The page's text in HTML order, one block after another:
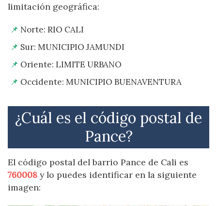
limitación geográfica:
Norte: RIO CALI
Sur: MUNICIPIO JAMUNDI
Oriente: LIMITE URBANO
Occidente: MUNICIPIO BUENAVENTURA
¿Cuál es el código postal de
Pance?
El código postal del barrio Pance de Cali es
760008 y lo puedes identificar en la siguiente
imagen: